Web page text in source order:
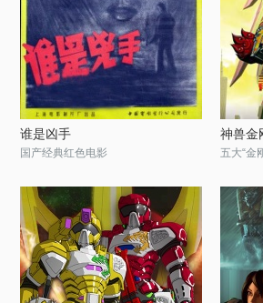
谁是凶手
国产经典红色电影
神兽金
五大“金